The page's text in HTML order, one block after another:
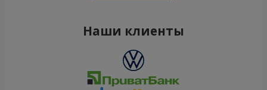
Наши клиенты